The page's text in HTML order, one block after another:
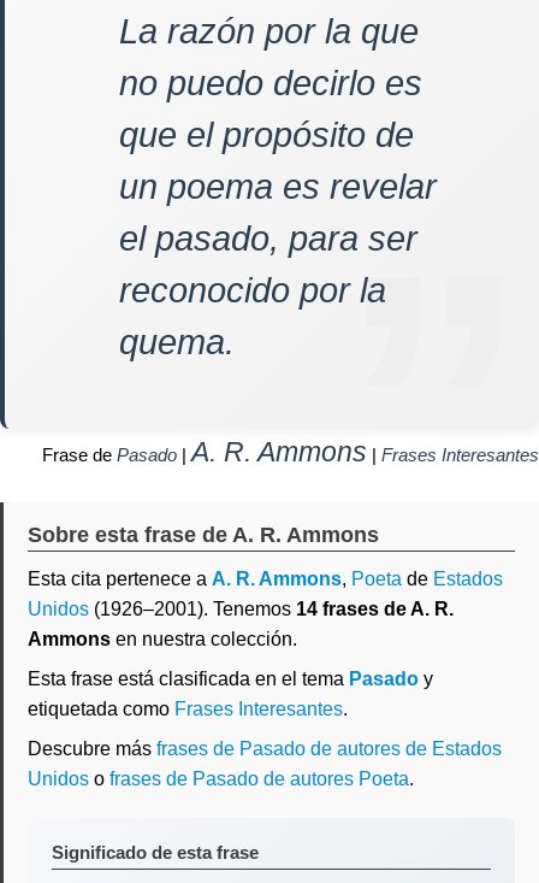
La razón por la que
no puedo decirlo es
que el propósito de
un poema es revelar
el pasado, para ser
reconocido por la
quema.
Frase de Pasado |A. R. Ammons | Frases Interesantes
Sobre esta frase de A. R. Ammons
Esta cita pertenece a A. R. Ammons, Poeta de Estados
Unidos (1926–2001). Tenemos 14 frases de A. R.
Ammons en nuestra colección.
Esta frase está clasificada en el tema Pasado y
etiquetada como Frases Interesantes.
Descubre más frases de Pasado de autores de Estados
Unidos o frases de Pasado de autores Poeta.
Significado de esta frase